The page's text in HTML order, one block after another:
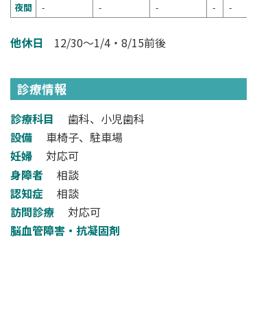
夜間
- - - - -
他休日 12/30～1/4・8/15前後
診療情報
診療科目
歯科、小児歯科
設備
車椅子、駐車場
妊婦
対応可
身障者
相談
認知症
相談
訪問診療
対応可
脳血管障害・抗凝固剤